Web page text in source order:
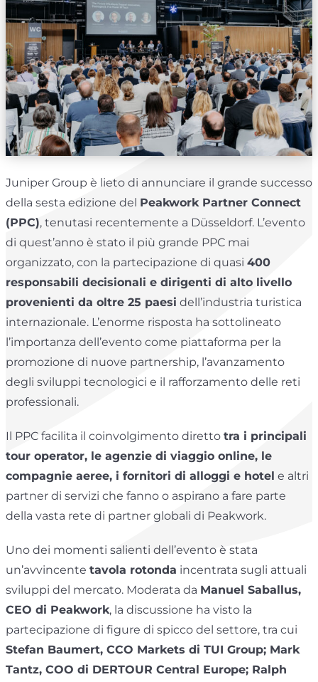
Juniper Group è lieto di annunciare il grande successo
della sesta edizione del Peakwork Partner Connect
(PPC), tenutasi recentemente a Düsseldorf. L’evento
di quest’anno è stato il più grande PPC mai
organizzato, con la partecipazione di quasi 400
responsabili decisionali e dirigenti di alto livello
provenienti da oltre 25 paesi dell’industria turistica
internazionale. L’enorme risposta ha sottolineato
l’importanza dell’evento come piattaforma per la
promozione di nuove partnership, l’avanzamento
degli sviluppi tecnologici e il rafforzamento delle reti
professionali.
Il PPC facilita il coinvolgimento diretto tra i principali
tour operator, le agenzie di viaggio online, le
compagnie aeree, i fornitori di alloggi e hotel e altri
partner di servizi che fanno o aspirano a fare parte
della vasta rete di partner globali di Peakwork.
Uno dei momenti salienti dell’evento è stata
un’avvincente tavola rotonda incentrata sugli attuali
sviluppi del mercato. Moderata da Manuel Saballus,
CEO di Peakwork, la discussione ha visto la
partecipazione di figure di spicco del settore, tra cui
Stefan Baumert, CCO Markets di TUI Group; Mark
Tantz, COO di DERTOUR Central Europe; Ralph